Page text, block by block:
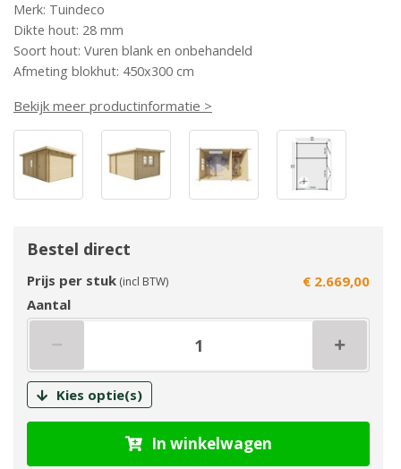
Merk: Tuindeco
Dikte hout: 28 mm
Soort hout: Vuren blank en onbehandeld
Afmeting blokhut: 450x300 cm
Bekijk meer productinformatie >
Bestel direct
Prijs per stuk (incl BTW)
€ 2.669,00
Aantal
Kies optie(s)
In winkelwagen